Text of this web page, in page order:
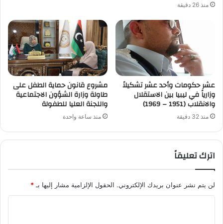
منذ 26 دقيقة
عشر حكومات وأحد عشر تشكيلاً
وزارياً في ليبيا بين الاستقلال
والانقلاب (1951 – 1969)
منذ 32 دقيقة
مشروع قانون حماية الطفل على
طاولة وزارة الشؤون الاجتماعية
واللجنة العليا للطفولة
منذ ساعة واحدة
اترك تعليقاً
لن يتم نشر عنوان بريدك الإلكتروني. الحقول الإلزامية مشار إليها بـ *